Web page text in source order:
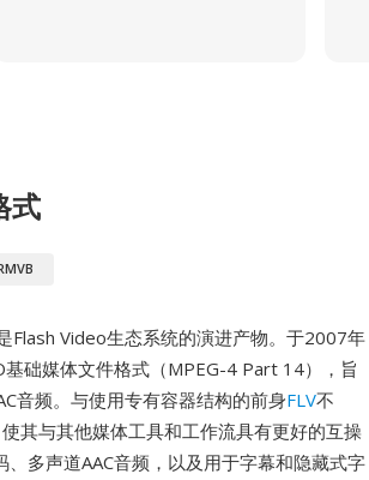
式
Flash Video生态系统的演进产物。于2007年
础媒体文件格式（MPEG-4 Part 14），旨
音频。与使用专有容器结构的前身FLV不
其与其他媒体工具和工作流具有更好的互操
多声道AAC音频，以及用于字幕和隐藏式字